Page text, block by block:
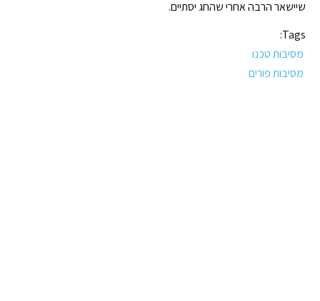
שיישאר הרבה אחרי שהחג יסתיים.
Tags:
מסיבות טכנו
מסיבות פורים